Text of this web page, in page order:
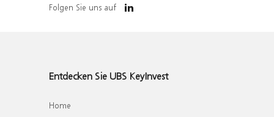
Folgen Sie uns auf
Entdecken Sie UBS KeyInvest
Home